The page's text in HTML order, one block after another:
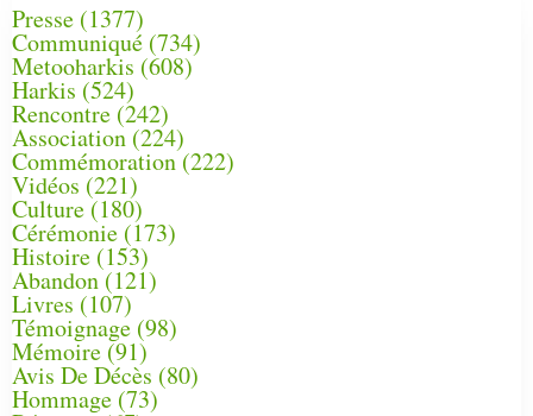
Presse (1377)
Communiqué (734)
Metooharkis (608)
Harkis (524)
Rencontre (242)
Association (224)
Commémoration(222)
Vidéos (221)
Culture(180)
Cérémonie (173)
Histoire (153)
Abandon(121)
Livres (107)
Témoignage (98)
Mémoire (91)
Avis De Décès (80)
Hommage (73)